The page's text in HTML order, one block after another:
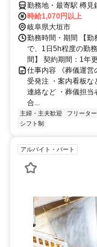
勤務地・最寄駅 樽見
時給1,070円以上
岐阜県大垣市
勤務時間・期間 【勤
で、1日5h程度の勤
間】 契約期間：1年
仕事内容 《葬儀運営
受発注 ・案内看板な
連絡など ・葬儀担当
合...
主婦・主夫歓迎 フリータ
シフト制
アルバイト・パート